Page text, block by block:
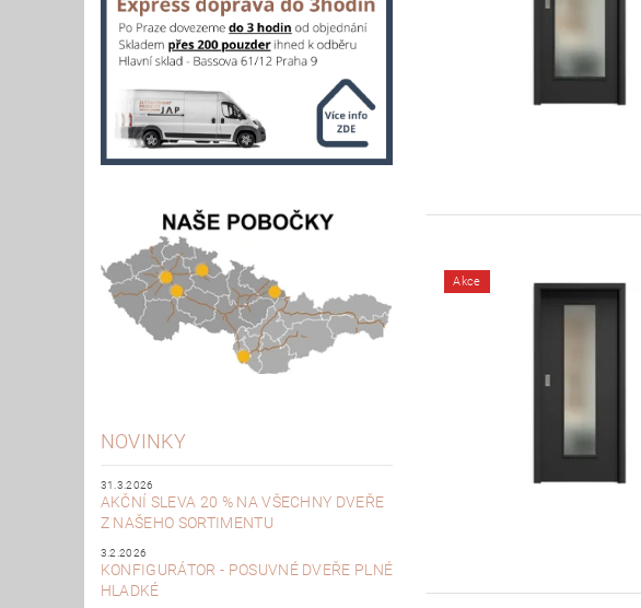
NOVINKY
31.3.2026
AKČNÍ SLEVA 20 % NA VŠECHNY DVEŘE
Z NAŠEHO SORTIMENTU
3.2.2026
KONFIGURÁTOR - POSUVNÉ DVEŘE PLNÉ
HLADKÉ
Akce